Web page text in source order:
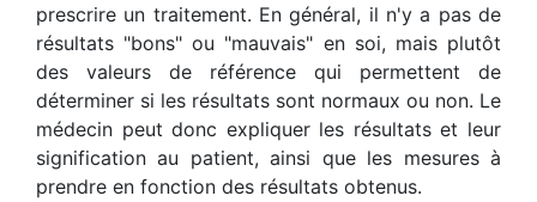
prescrire un traitement. En général, il n'y a pas de
résultats "bons" ou "mauvais" en soi, mais plutôt
des valeurs de référence qui permettent de
déterminer si les résultats sont normaux ou non. Le
médecin peut donc expliquer les résultats et leur
signification au patient, ainsi que les mesures à
prendre en fonction des résultats obtenus.